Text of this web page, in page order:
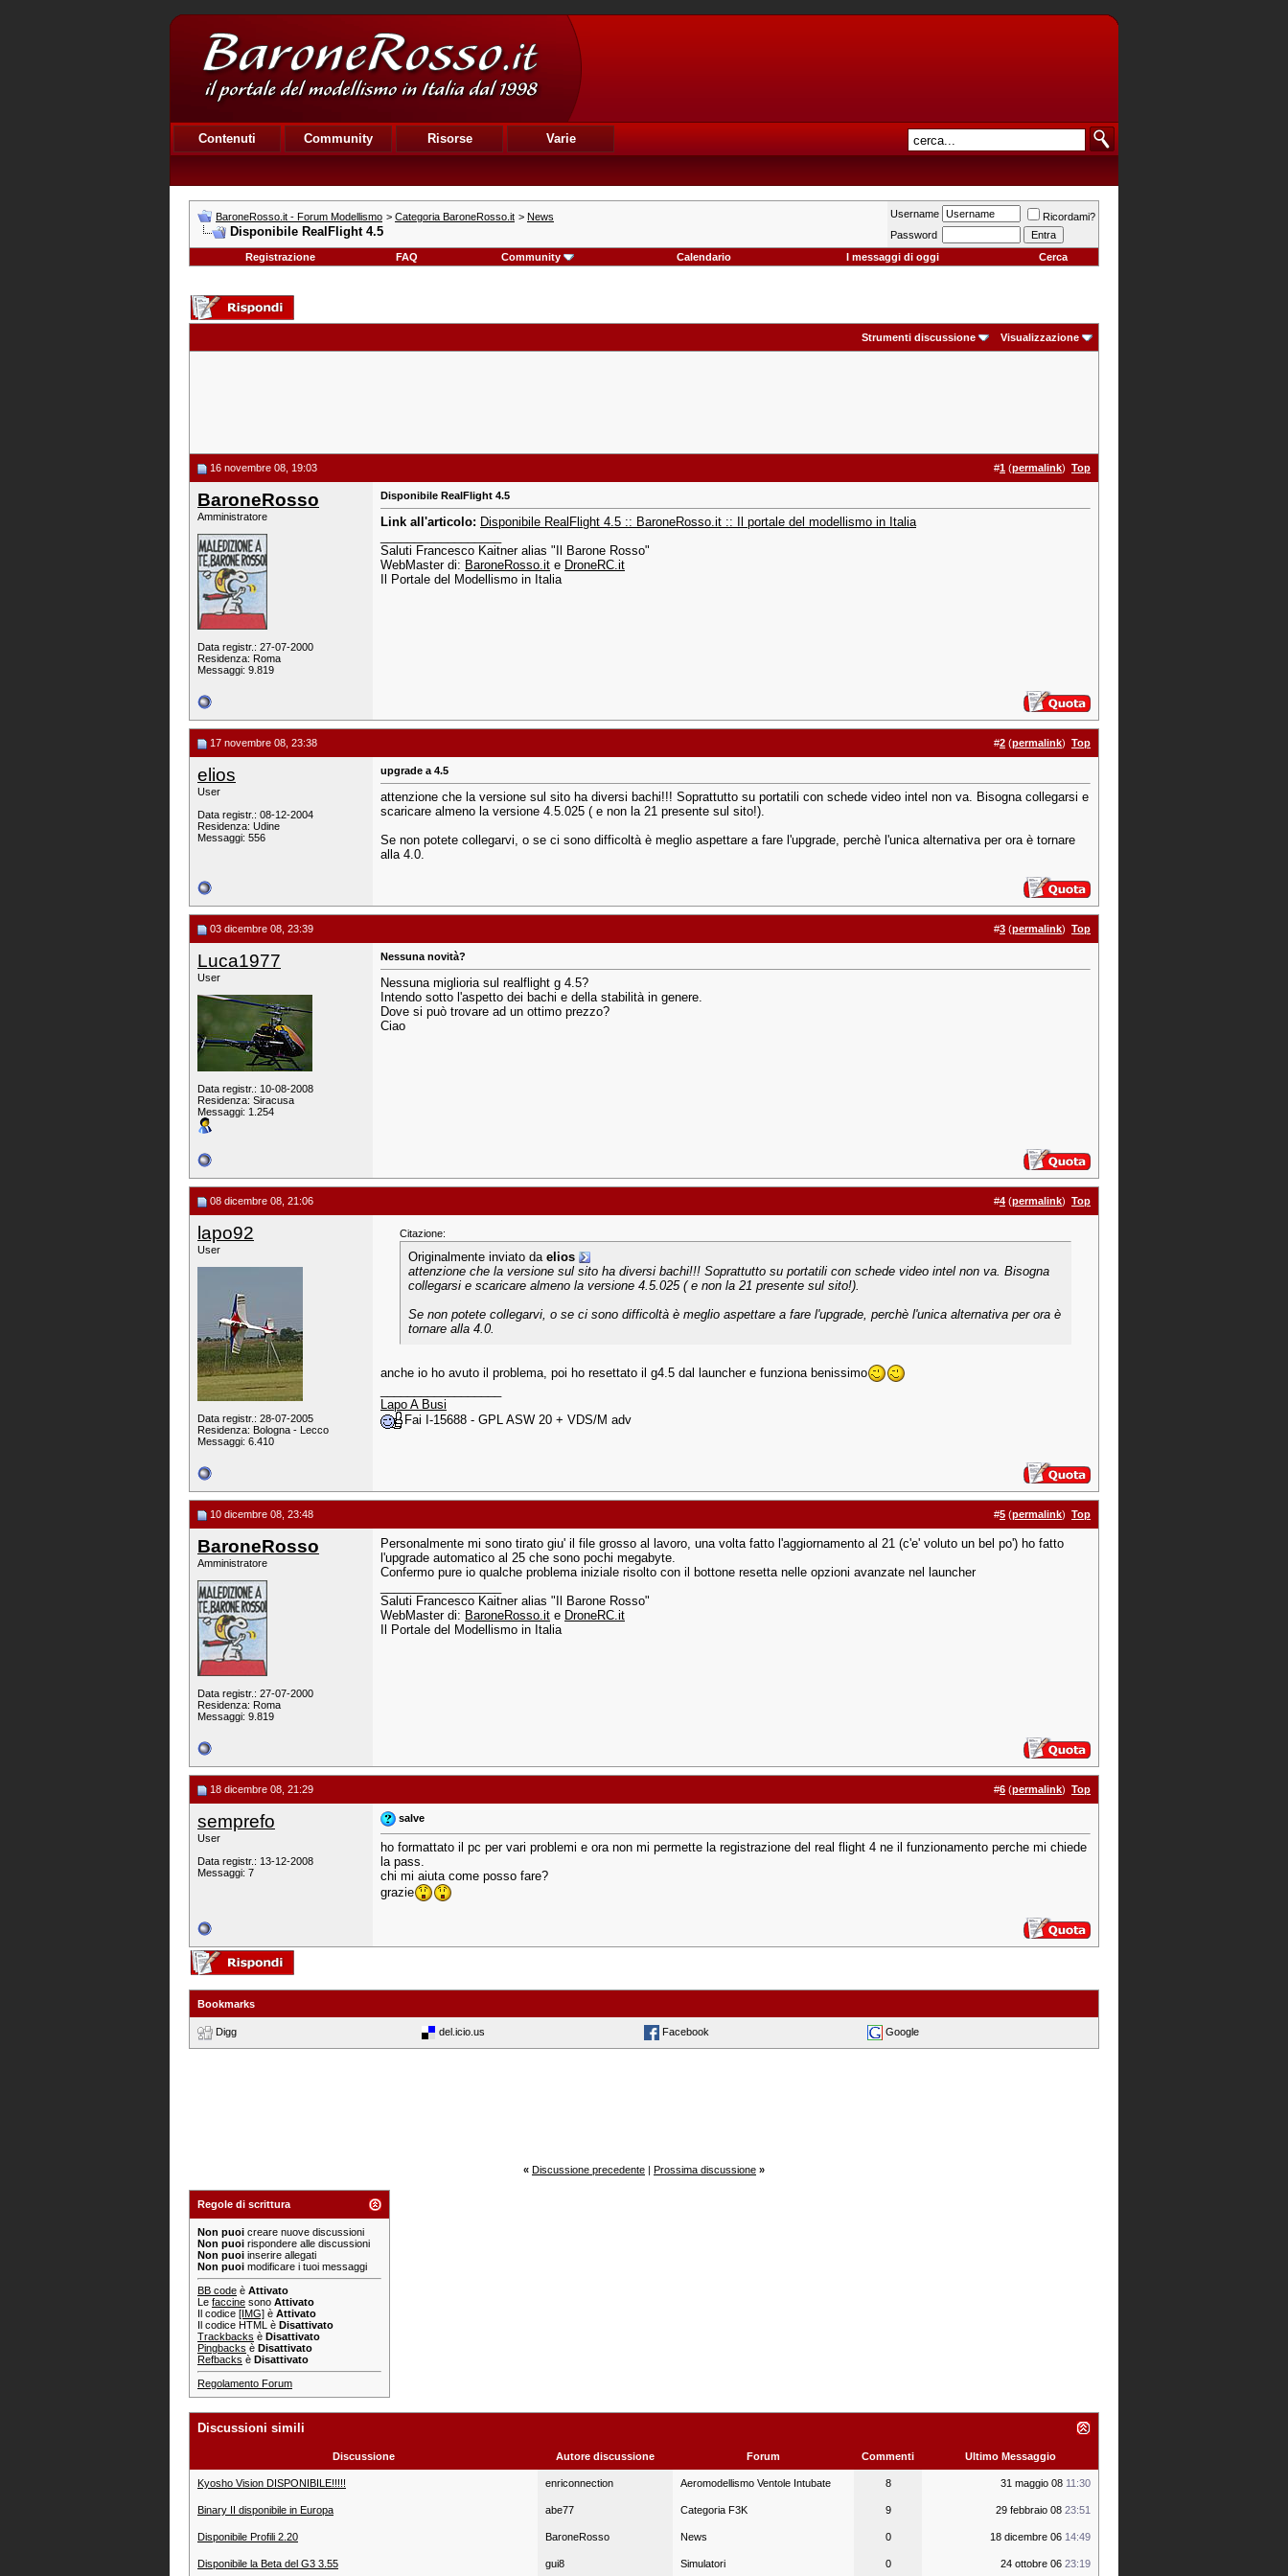
Contenuti Community Risorse Varie
BaroneRosso.it - Forum Modellismo > Categoria BaroneRosso.it > News
Disponibile RealFlight 4.5
Username
Ricordami?
Password
Registrazione
FAQ Community Calendario I messaggi di oggi Cerca
Strumenti discussione Visualizzazione
16 novembre 08, 19:03 #1 (permalink) Top
BaroneRosso
Amministratore
Data registr.: 27-07-2000
Residenza: Roma
Messaggi: 9.819
Disponibile RealFlight 4.5
Link all'articolo: Disponibile RealFlight 4.5 :: BaroneRosso.it :: Il portale del modellismo in Italia
Saluti Francesco Kaitner alias "Il Barone Rosso"
WebMaster di: BaroneRosso.it e DroneRC.it
Il Portale del Modellismo in Italia
17 novembre 08, 23:38 #2 (permalink) Top
elios
User
Data registr.: 08-12-2004
Residenza: Udine
Messaggi: 556
upgrade a 4.5
attenzione che la versione sul sito ha diversi bachi!!! Soprattutto su portatili con schede video intel non va. Bisogna collegarsi e
scaricare almeno la versione 4.5.025 ( e non la 21 presente sul sito!).
Se non potete collegarvi, o se ci sono difficoltà è meglio aspettare a fare l'upgrade, perchè l'unica alternativa per ora è tornare
alla 4.0.
03 dicembre 08, 23:39 #3 (permalink) Top
Luca1977
User
Data registr.: 10-08-2008
Residenza: Siracusa
Messaggi: 1.254
Nessuna novità?
Nessuna miglioria sul realflight g 4.5?
Intendo sotto l'aspetto dei bachi e della stabilità in genere.
Dove si può trovare ad un ottimo prezzo?
Ciao
08 dicembre 08, 21:06 #4 (permalink) Top
lapo92
User
Data registr.: 28-07-2005
Residenza: Bologna - Lecco
Messaggi: 6.410
Citazione:
Originalmente inviato da elios
attenzione che la versione sul sito ha diversi bachi!!! Soprattutto su portatili con schede video intel non va. Bisogna
collegarsi e scaricare almeno la versione 4.5.025 ( e non la 21 presente sul sito!).
Se non potete collegarvi, o se ci sono difficoltà è meglio aspettare a fare l'upgrade, perchè l'unica alternativa per ora è
tornare alla 4.0.
anche io ho avuto il problema, poi ho resettato il g4.5 dal launcher e funziona benissimo
Lapo A Busi
Fai I-15688 - GPL ASW 20 + VDS/M adv
10 dicembre 08, 23:48 #5 (permalink) Top
BaroneRosso
Amministratore
Data registr.: 27-07-2000
Residenza: Roma
Messaggi: 9.819
Personalmente mi sono tirato giu' il file grosso al lavoro, una volta fatto l'aggiornamento al 21 (c'e' voluto un bel po') ho fatto
l'upgrade automatico al 25 che sono pochi megabyte.
Confermo pure io qualche problema iniziale risolto con il bottone resetta nelle opzioni avanzate nel launcher
Saluti Francesco Kaitner alias "Il Barone Rosso"
WebMaster di: BaroneRosso.it e DroneRC.it
Il Portale del Modellismo in Italia
18 dicembre 08, 21:29 #6 (permalink) Top
semprefo
User
Data registr.: 13-12-2008
Messaggi: 7
salve
ho formattato il pc per vari problemi e ora non mi permette la registrazione del real flight 4 ne il funzionamento perche mi chiede
la pass.
chi mi aiuta come posso fare?
grazie
Bookmarks
Digg del.icio.us Facebook Google
« Discussione precedente | Prossima discussione »
Regole di scrittura
Non puoi creare nuove discussioni
Non puoi rispondere alle discussioni
Non puoi inserire allegati
Non puoi modificare i tuoi messaggi
BB code è Attivato
Le faccine sono Attivato
Il codice [IMG] è Attivato
Il codice HTML è Disattivato
Trackbacks è Disattivato
Pingbacks è Disattivato
Refbacks è Disattivato
Regolamento Forum
Discussioni simili
Discussione Autore discussione Forum Commenti Ultimo Messaggio
Kyosho Vision DISPONIBILE!!!!! enriconnection Aeromodellismo Ventole Intubate 8 31 maggio 08 11:30
Binary II disponibile in Europa abe77 Categoria F3K 9 29 febbraio 08 23:51
Disponibile Profili 2.20 BaroneRosso News 0 18 dicembre 06 14:49
Disponibile la Beta del G3 3.55 gui8 Simulatori 0 24 ottobre 06 23:19